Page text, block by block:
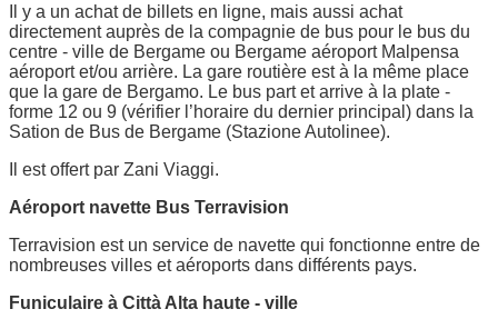
Il y a un achat de billets en ligne, mais aussi achat
directement auprès de la compagnie de bus pour le bus du
centre - ville de Bergame ou Bergame aéroport Malpensa
aéroport et/ou arrière. La gare routière est à la même place
que la gare de Bergamo. Le bus part et arrive à la plate -
forme 12 ou 9 (vérifier l’horaire du dernier principal) dans la
Sation de Bus de Bergame (Stazione Autolinee).
Il est offert par Zani Viaggi.
Aéroport navette Bus Terravision
Terravision est un service de navette qui fonctionne entre de
nombreuses villes et aéroports dans différents pays.
Funiculaire à Città Alta haute - ville